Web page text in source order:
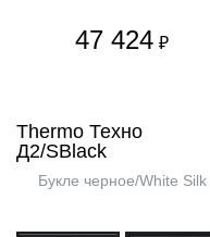
47 424 ₽
Thermo Техно
Д2/SBlack
Букле черное/White Silk